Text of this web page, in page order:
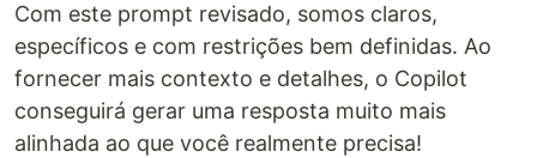
Com este prompt revisado, somos claros,
específicos e com restrições bem definidas. Ao
fornecer mais contexto e detalhes, o Copilot
conseguirá gerar uma resposta muito mais
alinhada ao que você realmente precisa!